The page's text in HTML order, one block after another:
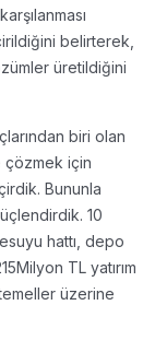
belirterek,
üretildiğini
biri olan
çözmek için
Bununla
10
hattı, depo
TL yatırım
üzerine